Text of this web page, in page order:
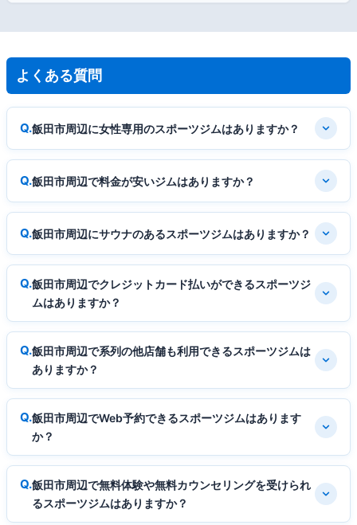
よくある質問
飯田市周辺に女性専用のスポーツジムはありますか？
飯田市周辺で料金が安いジムはありますか？
飯田市周辺にサウナのあるスポーツジムはありますか？
飯田市周辺でクレジットカード払いができるスポーツジ
ムはありますか？
飯田市周辺で系列の他店舗も利用できるスポーツジムは
ありますか？
飯田市周辺でWeb予約できるスポーツジムはあります
か？
飯田市周辺で無料体験や無料カウンセリングを受けられ
るスポーツジムはありますか？